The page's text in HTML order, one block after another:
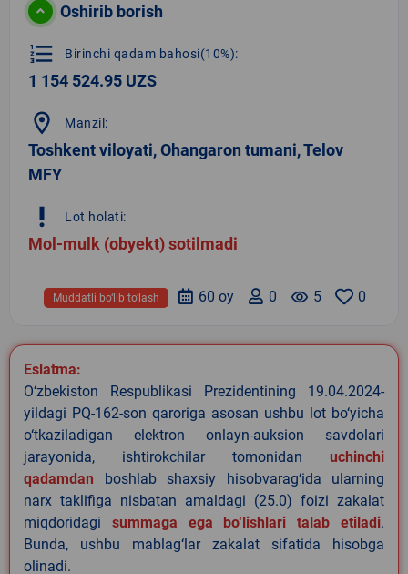
Oshirib borish
format_list_numbered Birinchi qadam bahosi(10%):
1 154 524.95 UZS
location_on Manzil:
Toshkent viloyati, Ohangaron tumani, Telov
MFY
priority_high Lot holati:
Mol-mulk (obyekt) sotilmadi
0
remove_red_eye 5
0
60 oy
Muddatli bo‘lib to‘lash
Eslatma:
O‘zbekiston Respublikasi Prezidentining 19.04.2024-
yildagi PQ-162-son qaroriga asosan ushbu lot bo‘yicha
o‘tkaziladigan elektron onlayn-auksion savdolari
jarayonida, ishtirokchilar tomonidan uchinchi
qadamdan boshlab shaxsiy hisobvarag‘ida ularning
narx taklifiga nisbatan amaldagi (25.0) foizi zakalat
miqdoridagi summaga ega bo‘lishlari talab etiladi.
Bunda, ushbu mablag‘lar zakalat sifatida hisobga
olinadi.